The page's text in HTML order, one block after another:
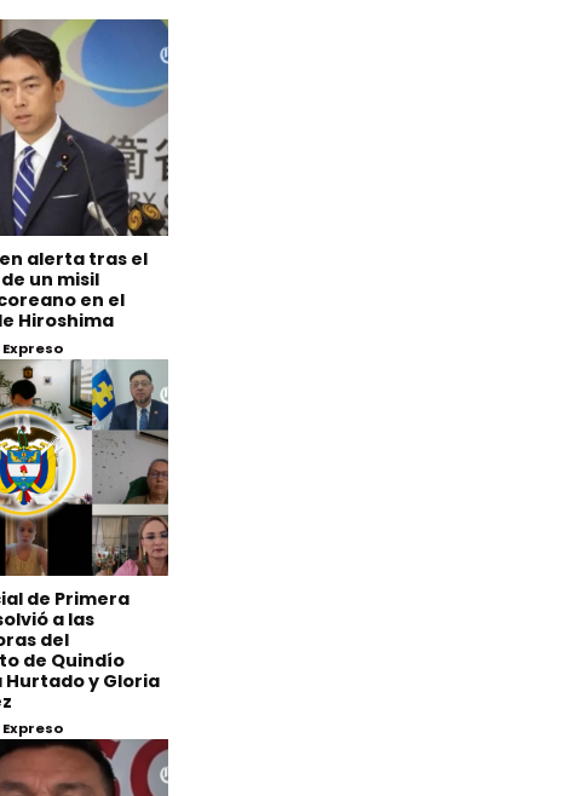
alerta tras el
un misil
en el
Hiroshima
Expreso
de Primera
a las
del
de Quindío
Hurtado y Gloria
Expreso